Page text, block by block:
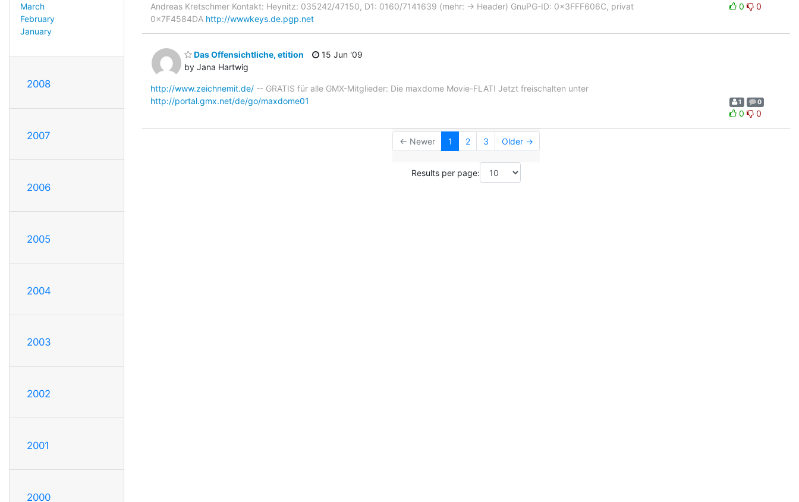
March
February
January
2008
2007
2006
2005
2004
2003
2002
2001
2000
Andreas Kretschmer Kontakt: Heynitz: 035242/47150, D1: 0160/7141639 (mehr: -> Header) GnuPG-ID: 0x3FFF606C, privat
0x7F4584DA http://wwwkeys.de.pgp.net
0 0
Das Offensichtliche, etition
by Jana Hartwig
15 Jun '09
http://www.zeichnemit.de/ -- GRATIS für alle GMX-Mitglieder: Die maxdome Movie-FLAT! Jetzt freischalten unter
http://portal.gmx.net/de/go/maxdome01
1 0
0 0
← Newer 1 2 3 Older →
Results per page: